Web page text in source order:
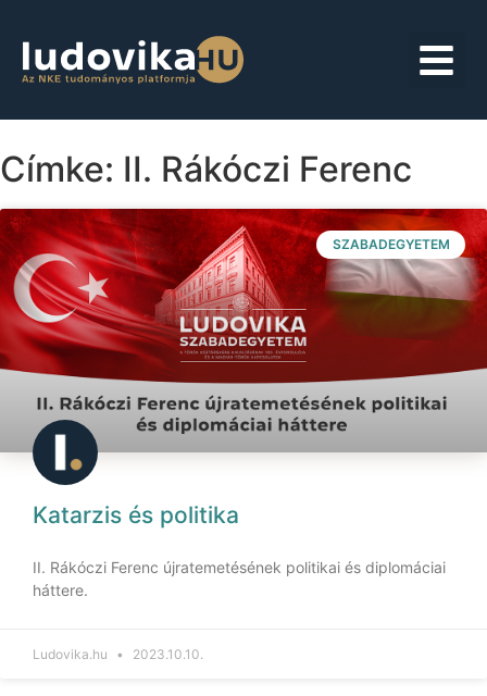
Címke: II. Rákóczi Ferenc
SZABADEGYETEM
Katarzis és politika
II. Rákóczi Ferenc újratemetésének politikai és diplomáciai
háttere.
Ludovika.hu 2023.10.10.